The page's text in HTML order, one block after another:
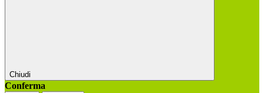
Chiudi
Conferma